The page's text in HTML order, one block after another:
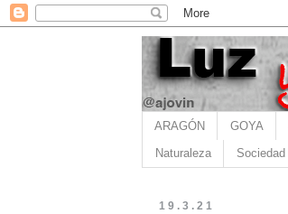
ARAGÓN GOYA
Naturaleza Sociedad
19.3.21